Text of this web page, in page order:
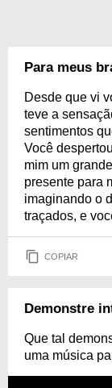
Para meus
Desde que vi
teve a
sentimentos
Você
mim um
presente para
imaginando o
traçados, e
COPIAR
Demonstre
Que tal
uma música